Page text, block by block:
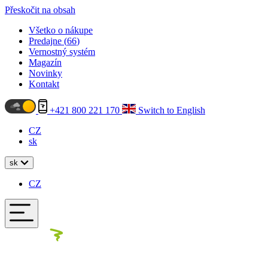
Přeskočit na obsah
Všetko o nákupe
Predajne (66)
Vernostný systém
Magazín
Novinky
Kontakt
+421 800 221 170
Switch to English
CZ
sk
sk
CZ